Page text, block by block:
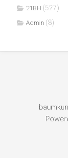
21BH (527)
Admin (8)